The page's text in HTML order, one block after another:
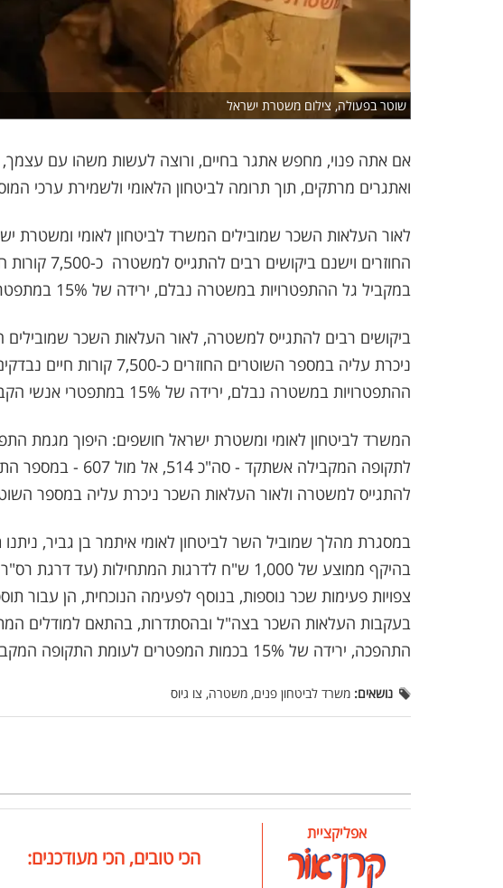
שוטר בפעולה, צילום משטרת ישראל
אם אתה פנוי, מחפש אתגר בחיים, ורוצה לעשות משהו עם עצמך,
ואתגרים מרתקים, תוך תרומה לביטחון הלאומי ולשמירת ערכי
לאור העלאות השכר שמובילים המשרד לביטחון לאומי ומשטרת
החוזרים
במקביל גל ההתפטרויות במשטרה נבלם, ירידה של 15% במתפטרי אנשי הקבע
ביקושים רבים להתגייס למשטרה, לאור העלאות השכר
ניכרת עליה במספר השוטרים
ההתפטרויות במשטרה נבלם, ירידה של 15% במתפטרי אנשי הקבע.
לתקופה המקבילה
להתגייס למשטרה ולאור העלאות השכר ניכרת עליה במספר השוטרים
במסגרת מהלך שמוביל השר לביטחון לאומי איתמר בן גביר,
בהיקף ממוצע של 1,000 ש"ח לדרגות המתחילות
בעקבות העלאות השכר בצה"ל ובהסתדרות, בהתאם למודלים
התהפכה, ירידה של 15% בכמות המפטרים לעומת התקופה המקבילה אשתקד.
נושאים: משרד לביטחון פנים, משטרה, צו גיוס
אפליקציית
הכי טובים, הכי מעודכנים: